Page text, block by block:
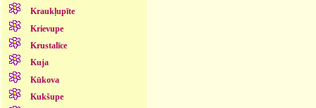
Kraukļupīte
Krievupe
Krustalīce
Kuja
Kūkova
Kukšupe